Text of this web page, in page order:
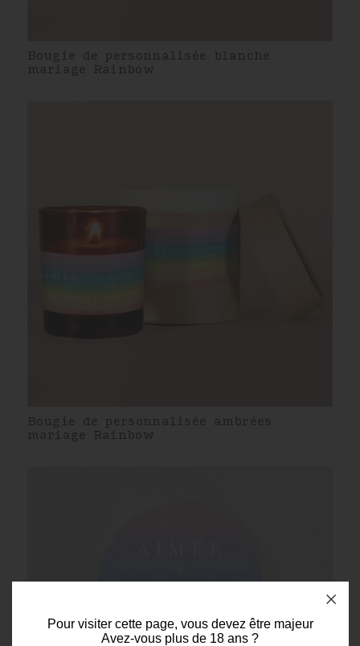
Bougie de personnalisée blanche
mariage Rainbow
Bougie de personnalisée ambrées
mariage Rainbow
Pour visiter cette page, vous devez être majeur
Avez-vous plus de 18 ans ?